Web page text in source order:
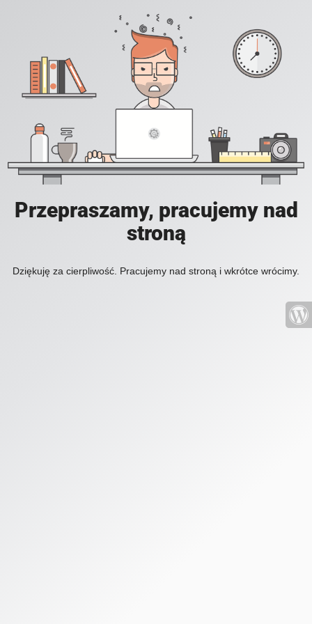
Przepraszamy, pracujemy nad
stroną
Dziękuję za cierpliwość. Pracujemy nad stroną i wkrótce wrócimy.